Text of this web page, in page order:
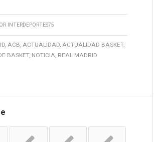
INTERDEPORTES75
, ACB, ACTUALIDAD, ACTUALIDAD BASKET,
BASKET, NOTICIA, REAL MADRID